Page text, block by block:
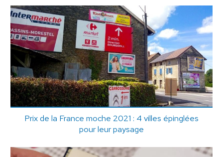
Prix de la France moche 2021 : 4 villes épinglées
pour leur paysage